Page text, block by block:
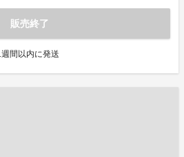
販売終了
間以内に発送